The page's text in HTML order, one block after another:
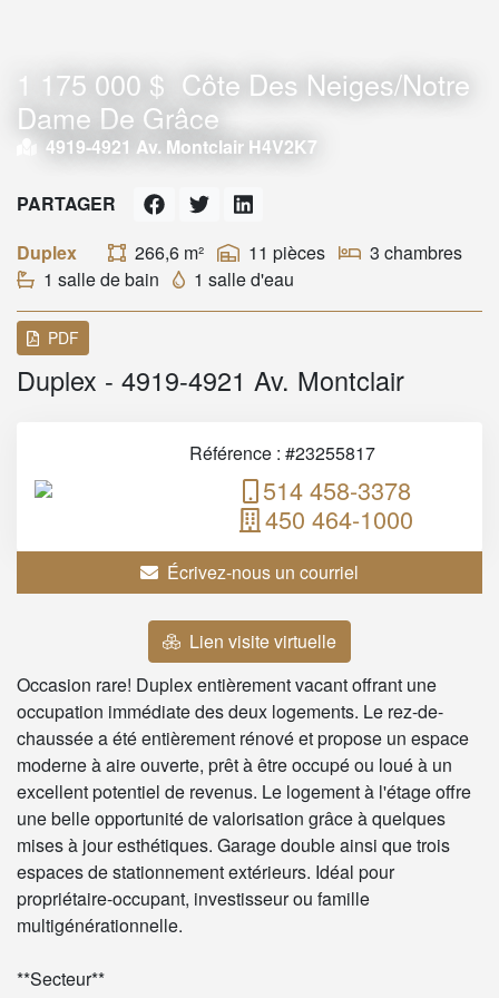
1 175 000 $ Côte Des Neiges/Notre
Dame De Grâce
4919-4921 Av. Montclair H4V2K7
Duplex 266,6 m² 11 pièces
3 chambres
1 salle de bain
1 salle d'eau
PARTAGER
PDF
Duplex - 4919-4921 Av. Montclair
Référence : #23255817
514 458-3378
450 464-1000
Écrivez-nous un courriel
Lien visite virtuelle
Occasion rare! Duplex entièrement vacant offrant une
occupation immédiate des deux logements. Le rez-de-
chaussée a été entièrement rénové et propose un espace
moderne à aire ouverte, prêt à être occupé ou loué à un
excellent potentiel de revenus. Le logement à l'étage offre
une belle opportunité de valorisation grâce à quelques
mises à jour esthétiques. Garage double ainsi que trois
espaces de stationnement extérieurs. Idéal pour
propriétaire-occupant, investisseur ou famille
multigénérationnelle.
**Secteur**